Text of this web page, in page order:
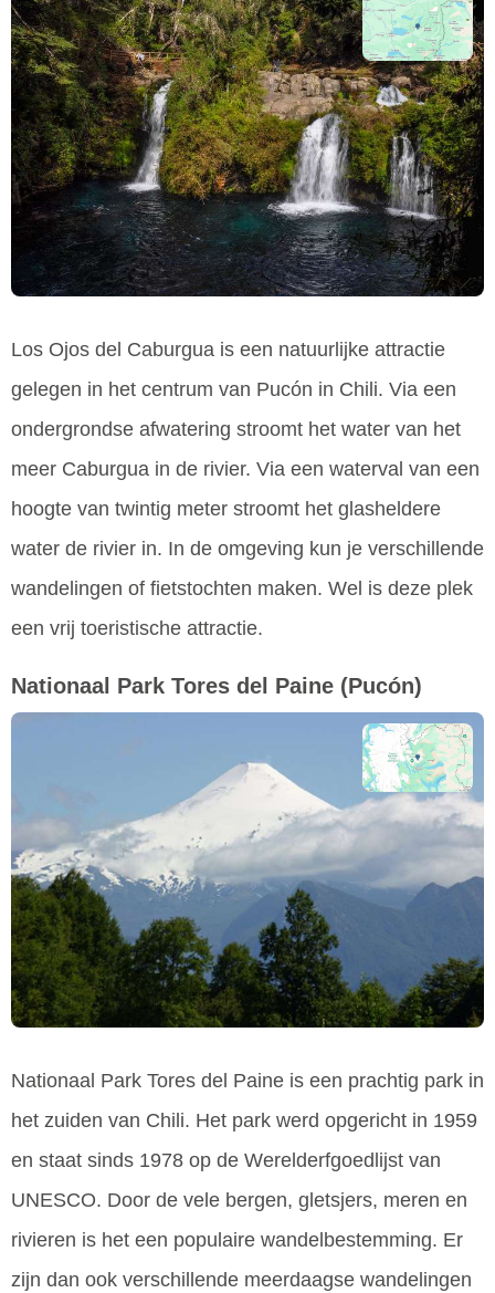
Los Ojos del Caburgua is een natuurlijke attractie
gelegen in het centrum van Pucón in Chili. Via een
ondergrondse afwatering stroomt het water van het
meer Caburgua in de rivier. Via een waterval van een
hoogte van twintig meter stroomt het glasheldere
water de rivier in. In de omgeving kun je verschillende
wandelingen of fietstochten maken. Wel is deze plek
een vrij toeristische attractie.
Nationaal Park Tores del Paine (Pucón)
Nationaal Park Tores del Paine is een prachtig park in
het zuiden van Chili. Het park werd opgericht in 1959
en staat sinds 1978 op de Werelderfgoedlijst van
UNESCO. Door de vele bergen, gletsjers, meren en
rivieren is het een populaire wandelbestemming. Er
zijn dan ook verschillende meerdaagse wandelingen